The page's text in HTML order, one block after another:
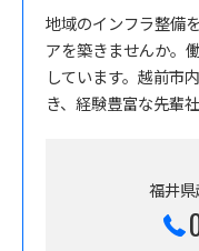
地域のインフラ整備
アを築きませんか。
しています。越前市
き、経験豊富な先輩
福井県